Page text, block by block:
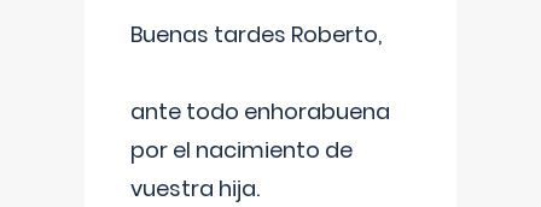
Buenas tardes Roberto,
ante todo enhorabuena
por el nacimiento de
vuestra hija.